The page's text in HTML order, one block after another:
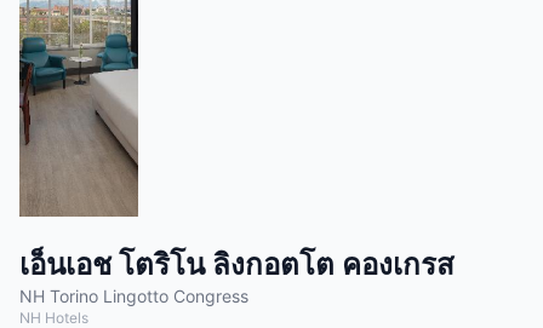
เอ็นเอช โตริโน ลิงกอตโต คองเกรส
NH Torino Lingotto Congress
NH Hotels